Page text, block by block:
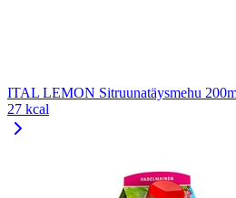
ITAL LEMON Sitruunatäysmehu
27 kcal